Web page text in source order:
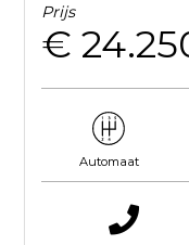
Prijs
€
Automaat